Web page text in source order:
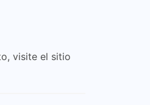
visite el sitio